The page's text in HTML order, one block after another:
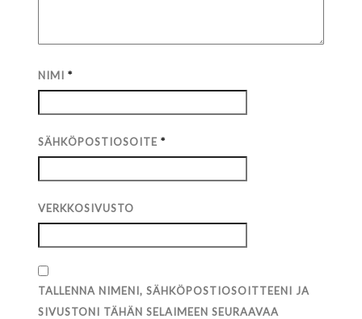
NIMI*
SÄHKÖPOSTIOSOITE*
VERKKOSIVUSTO
TALLENNA NIMENI, SÄHKÖPOSTIOSOITTEENI JA
SIVUSTONI TÄHÄN SELAIMEEN SEURAAVAA